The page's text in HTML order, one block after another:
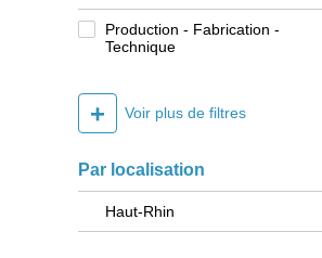
Production - Fabrication -
Technique
+ Voir plus de filtres
Par localisation
Haut-Rhin